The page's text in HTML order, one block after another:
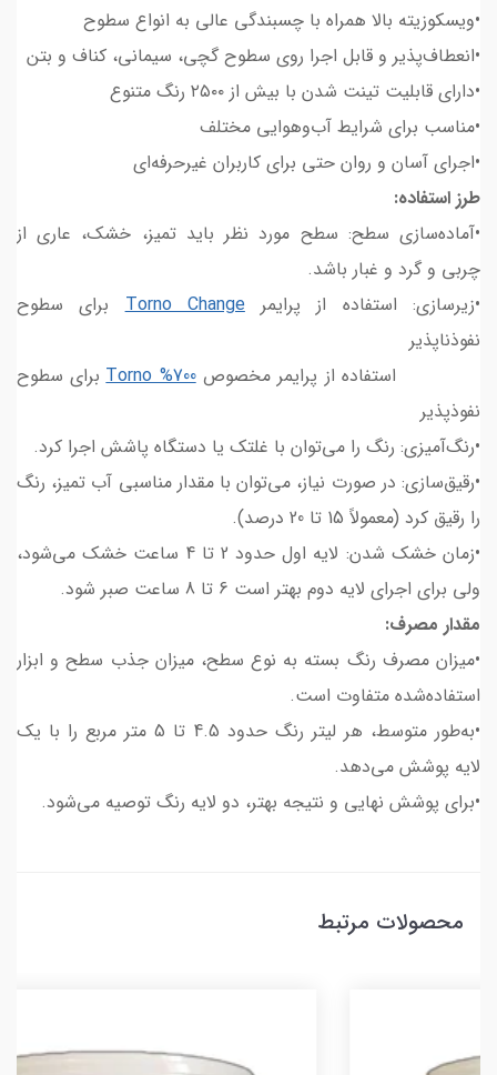
•ویسکوزیته بالا همراه با چسبندگی عالی به انواع سطوح
•انعطاف‌پذیر و قابل اجرا روی سطوح گچی، سیمانی، کناف و بتن
•دارای قابلیت تینت شدن با بیش از ۲۵۰۰ رنگ متنوع
•مناسب برای شرایط آب‌وهوایی مختلف
•اجرای آسان و روان حتی برای کاربران غیرحرفه‌ای
طرز استفاده:
•آماده‌سازی سطح: سطح مورد نظر باید تمیز، خشک، عاری از
چربی و گرد و غبار باشد.
•زیرسازی: استفاده از پرایمرTorno Changeبرای سطوح
نفوذناپذیر
استفاده از پرایمر مخصوصTorno %700برای سطوح
نفوذپذیر
•رنگ‌آمیزی: رنگ را می‌توان با غلتک یا دستگاه پاشش اجرا کرد.
•رقیق‌سازی: در صورت نیاز، می‌توان با مقدار مناسبی آب تمیز، رنگ
را رقیق کرد (معمولاً 15 تا 20 درصد).
•زمان خشک شدن: لایه اول حدود 2 تا 4 ساعت خشک می‌شود،
ولی برای اجرای لایه دوم بهتر است 6 تا 8 ساعت صبر شود.
مقدار مصرف:
•میزان مصرف رنگ بسته به نوع سطح، میزان جذب سطح و ابزار
استفاده‌شده متفاوت است.
•به‌طور متوسط، هر لیتر رنگ حدود 4.5 تا 5 متر مربع را با یک
لایه پوشش می‌دهد.
•برای پوشش نهایی و نتیجه بهتر، دو لایه رنگ توصیه می‌شود.
محصولات مرتبط